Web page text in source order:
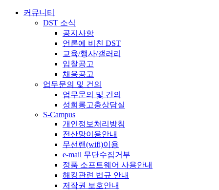
커뮤니티
DST 소식
공지사항
언론에 비친 DST
교육/행사/갤러리
입찰공고
채용공고
업무문의 및 건의
업무문의 및 건의
성희롱고충상담실
S-Campus
개인정보처리방침
전산망이용안내
무선랜(wifi)이용
e-mail 무단수집거부
정품 소프트웨어 사용안내
해킹관련 법규 안내
저작권 보호안내